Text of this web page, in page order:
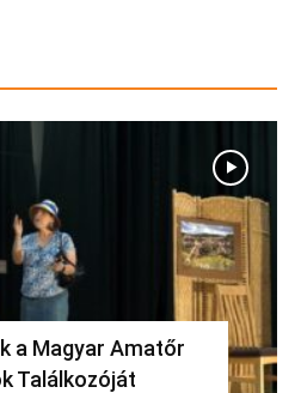
a Magyar Amatőr
Találkozóját